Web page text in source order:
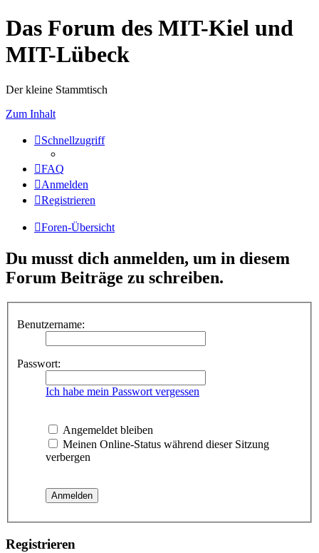
Das Forum des MIT-Kiel und
MIT-Lübeck
Der kleine Stammtisch
Zum Inhalt
Schnellzugriff
FAQ
Anmelden
Registrieren
Foren-Übersicht
Du musst dich anmelden, um in diesem
Forum Beiträge zu schreiben.
Benutzername:
Passwort:
Ich habe mein Passwort vergessen
Angemeldet bleiben
Meinen Online-Status während dieser Sitzung
verbergen
Registrieren